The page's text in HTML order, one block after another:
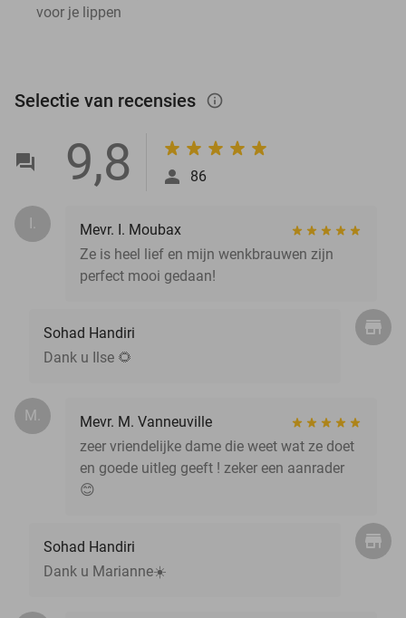
voor je lippen
Selectie van recensies info_outlined
9,8 86
I.
Mevr. I. Moubax
Ze is heel lief en mijn wenkbrauwen zijn
perfect mooi gedaan!
Sohad Handiri
Dank u Ilse 🌻
M.
Mevr. M. Vanneuville
zeer vriendelijke dame die weet wat ze doet
en goede uitleg geeft ! zeker een aanrader
😊
Sohad Handiri
Dank u Marianne☀️